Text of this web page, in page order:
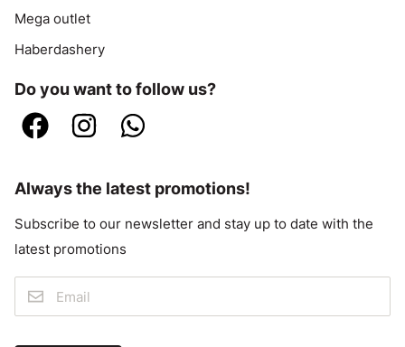
Mega outlet
Haberdashery
Do you want to follow us?
Always the latest promotions!
Subscribe to our newsletter and stay up to date with the
latest promotions